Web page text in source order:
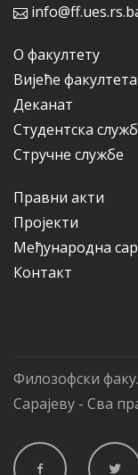
О факултету
Вијеће факултета
Деканат
Студентска
Стручне службе
Правни акти
Пројекти
Међународна
Контакт
Филозофски
Сарајеву - Сва